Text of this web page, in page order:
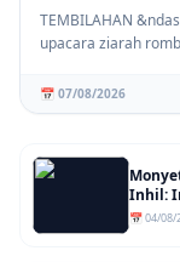
TEMBILAHAN
upacara ziarah
📅 07/08/2026
Inhil:
📅 04/08/